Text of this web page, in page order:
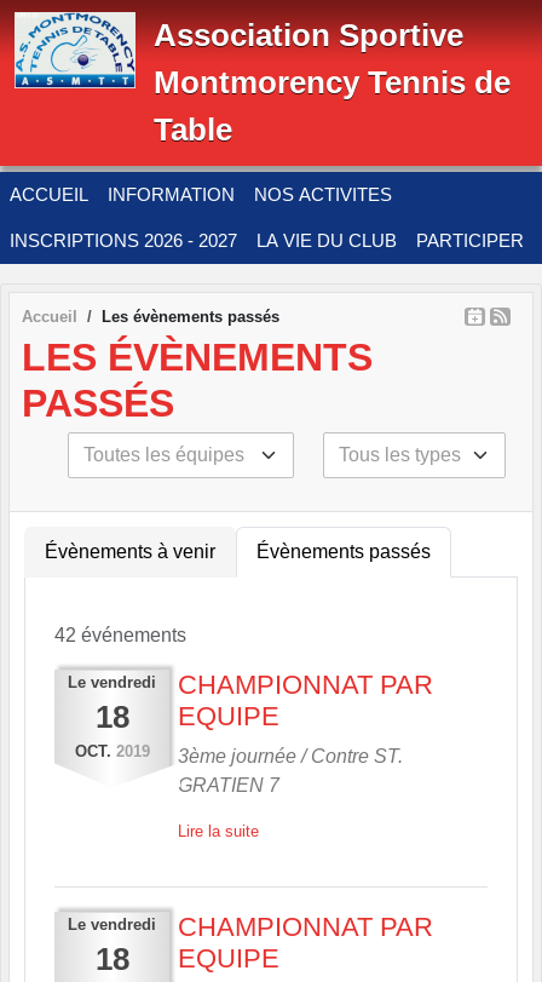
Association Sportive
Montmorency Tennis de
Table
ACCUEIL INFORMATION NOS ACTIVITES
INSCRIPTIONS 2026 - 2027 LA VIE DU CLUB PARTICIPER
Accueil Les évènements passés
LES ÉVÈNEMENTS
PASSÉS
Évènements à venir Évènements passés
42 événements
Le vendredi
18
OCT. 2019
CHAMPIONNAT PAR
EQUIPE
3ème journée / Contre ST.
GRATIEN 7
Lire la suite
Le vendredi
18
CHAMPIONNAT PAR
EQUIPE
Panneau de gestion des cookies